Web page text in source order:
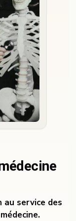
service des